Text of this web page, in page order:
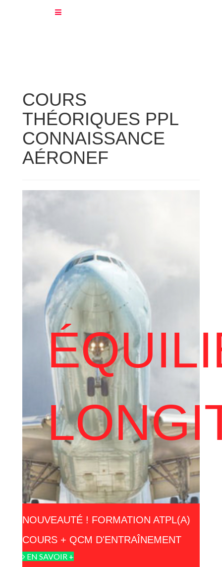
COURS
THÉORIQUES PPL
CONNAISSANCE
AÉRONEF
NOUVEAUTÉ ! FORMATION ATPL(A)
COURS + QCM D'ENTRAÎNEMENT
EN SAVOIR +